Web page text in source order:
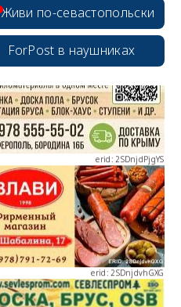
Живи по-севастопольски
ForPost в наушниках
erid: 2SDnjdPjgYS
erid: 2SDnjdvhGXG